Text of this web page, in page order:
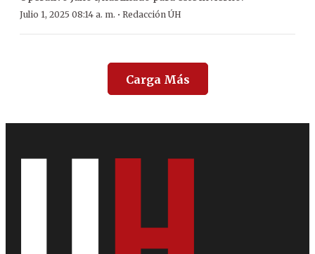
Julio 1, 2025 08:14 a. m. · Redacción ÚH
Carga Más